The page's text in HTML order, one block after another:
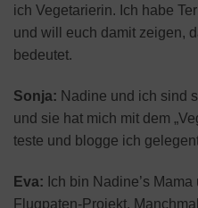
ich Vegetarierin. Ich habe
und will euch damit zeigen,
bedeutet.
Sonja: Nadine und ich sind
und sie hat mich mit dem
teste und blogge ich
Eva: Ich bin Nadine’s
Flugpaten-Projekt.